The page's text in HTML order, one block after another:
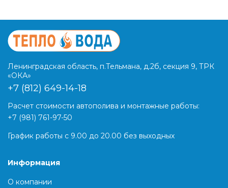
Ленинградская область, п.Тельмана, д.2б, секция 9, ТРК
«ОКА»
+7 (812) 649-14-18
Расчет стоимости автополива и монтажные работы:
+7 (981) 761-97-50
График работы с 9.00 до 20.00 без выходных
Информация
О компании